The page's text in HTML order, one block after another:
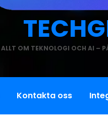
ALLT OM TEKNOLOGI OCH AI –
Kontakta oss